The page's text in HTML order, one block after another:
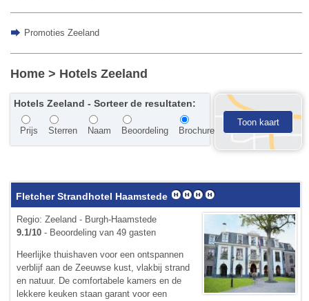
Promoties Zeeland
Home> Hotels Zeeland
Hotels Zeeland - Sorteer de resultaten:
Prijs Sterren Naam Beoordeling Brochure
Toon kaart
Fletcher Strandhotel Haamstede
Regio: Zeeland - Burgh-Haamstede
9.1/10- Beoordeling van 49 gasten
Heerlijke thuishaven voor een ontspannen
verblijf aan de Zeeuwse kust, vlakbij strand
en natuur. De comfortabele kamers en de
lekkere keuken staan garant voor een